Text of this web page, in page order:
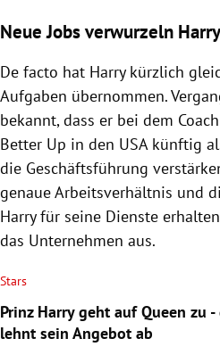
Neue Jobs verwurzeln
De facto hat Harry kürzlich
Aufgaben übernommen.
bekannt, dass er bei dem
Better Up in den USA künftig
die Geschäftsführung
genaue Arbeitsverhältnis und
Harryfür seine Dienste
das Unternehmen aus.
Stars
Prinz Harry geht auf Queen zu
lehnt sein Angebot ab